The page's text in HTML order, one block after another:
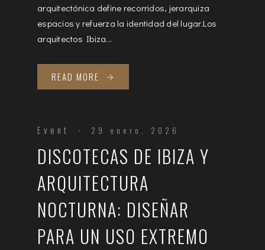
arquitectónica define recorridos, jerarquiza
espacios y refuerza la identidad del lugar.Los
arquitectos Ibiza...
READ MORE
Event 29 enero, 2026
DISCOTECAS DE IBIZA Y
ARQUITECTURA
NOCTURNA: DISEÑAR
PARA UN USO EXTREMO